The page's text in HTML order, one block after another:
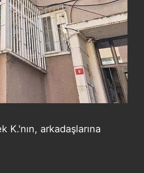
K.'nın, arkadaşlarına